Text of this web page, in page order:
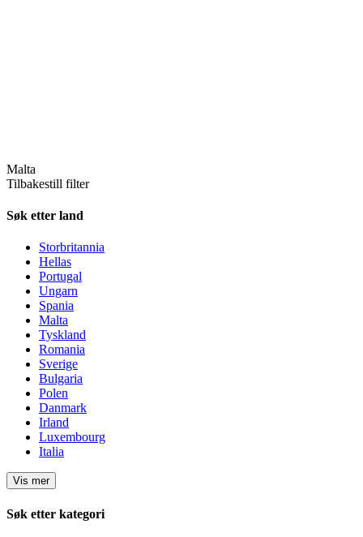
Malta
Tilbakestill filter
Søk etter land
Storbritannia
Hellas
Portugal
Ungarn
Spania
Malta
Tyskland
Romania
Sverige
Bulgaria
Polen
Danmark
Irland
Luxembourg
Italia
Vis mer
Søk etter kategori